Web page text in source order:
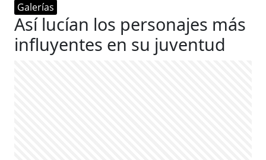
Galerías
Así lucían los personajes más
influyentes en su juventud